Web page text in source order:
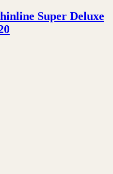
Super Deluxe